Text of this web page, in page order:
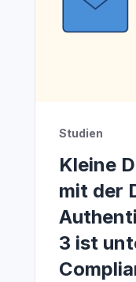
Studien
Kleine
mit der
3 ist